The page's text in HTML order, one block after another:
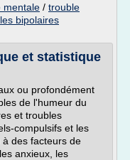
mentale / trouble
bipolaires
et statistique
ou profondément
de l'humeur du
et troubles
compulsifs et les
des facteurs de
anxieux, les